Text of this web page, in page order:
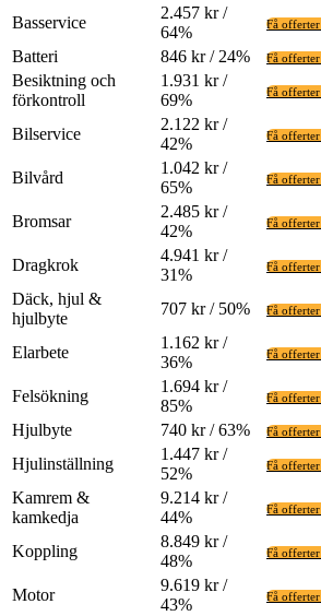
Basservice
2.457 kr /
64%
Få offerter
Batteri 846 kr / 24% Få offerter
Besiktning och
förkontroll
1.931 kr /
69%
Få offerter
Bilservice
2.122 kr /
42%
Få offerter
Bilvård
1.042 kr /
65%
Få offerter
Bromsar
2.485 kr /
42%
Få offerter
Dragkrok
4.941 kr /
31%
Få offerter
Däck, hjul &
hjulbyte
707 kr / 50% Få offerter
Elarbete
1.162 kr /
36%
Få offerter
Felsökning
1.694 kr /
85%
Få offerter
Hjulbyte 740 kr / 63% Få offerter
Hjulinställning
1.447 kr /
52%
Få offerter
Kamrem &
kamkedja
9.214 kr /
44%
Få offerter
Koppling
8.849 kr /
48%
Få offerter
Motor
9.619 kr /
43%
Få offerter